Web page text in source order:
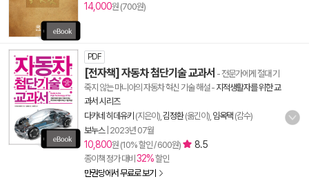
14,000원 (700원)
PDF
[전자책] 자동차 첨단기술 교과서 - 전문가에게 절대 기
죽지 않는 마니아의 자동차 혁신 기술 해설- 지적생활자를 위한 교
과서 시리즈
다카네 히데유키 (지은이), 김정환(옮긴이), 임옥택 (감수)
보누스| 2023년 07월
10,800원 (10% 할인 / 600원) 8.5
종이책 정가 대비 32%할인
만권당에서 무료로 보기